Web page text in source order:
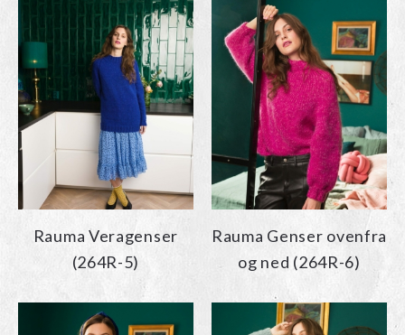
Rauma Veragenser
(264R-5)
Rauma Genser ovenfra
og ned (264R-6)